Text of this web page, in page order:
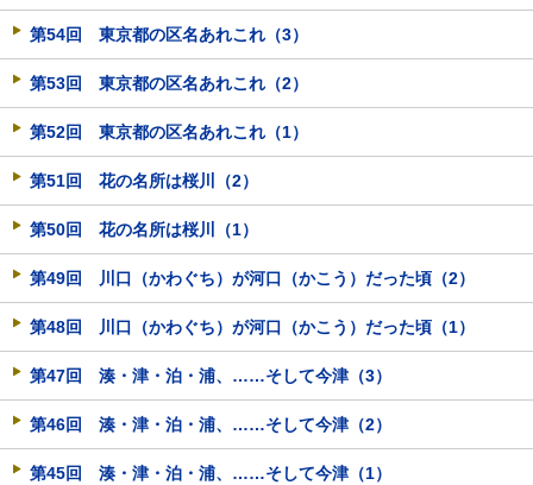
第54回 東京都の区名あれこれ（3）
第53回 東京都の区名あれこれ（2）
第52回 東京都の区名あれこれ（1）
第51回 花の名所は桜川（2）
第50回 花の名所は桜川（1）
第49回 川口（かわぐち）が河口（かこう）だった頃（2）
第48回 川口（かわぐち）が河口（かこう）だった頃（1）
第47回 湊・津・泊・浦、……そして今津（3）
第46回 湊・津・泊・浦、……そして今津（2）
第45回 湊・津・泊・浦、……そして今津（1）